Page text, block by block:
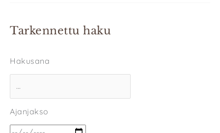
Tarkennettu haku
Hakusana
Ajanjakso